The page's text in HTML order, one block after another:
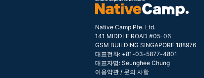
Native Camp Pte. Ltd.
141 MIDDLE ROAD #05-06
GSM BUILDING SINGAPORE 188976
대표전화: +81-03-5877-4801
대표자명: Seunghee Chung
이용약관 / 문의 사항